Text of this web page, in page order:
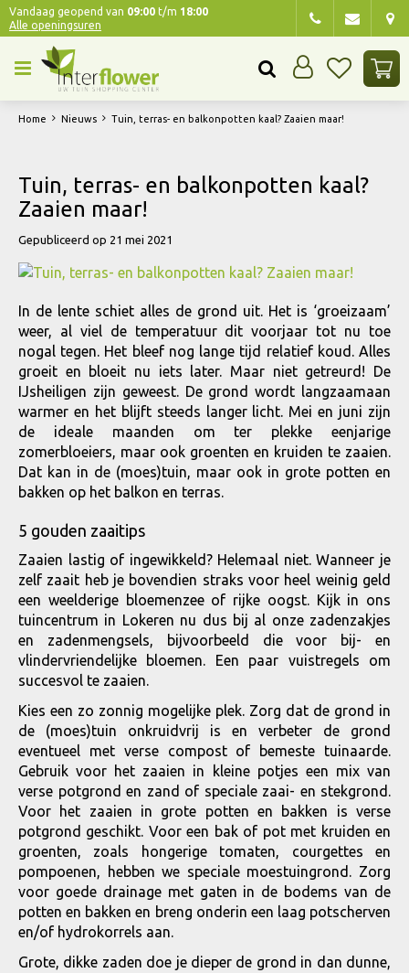
Home Nieuws Tuin, terras- en balkonpotten kaal? Zaaien maar!
Vandaag geopend van 09:00 t/m 18:00
Alle openingsuren
Tuin, terras- en balkonpotten kaal?
Zaaien maar!
Gepubliceerd op 21 mei 2021
In de lente schiet alles de grond uit. Het is ‘groeizaam’
weer, al viel de temperatuur dit voorjaar tot nu toe
nogal tegen. Het bleef nog lange tijd relatief koud. Alles
groeit en bloeit nu iets later. Maar niet getreurd! De
IJsheiligen zijn geweest. De grond wordt langzaamaan
warmer en het blijft steeds langer licht. Mei en juni zijn
de ideale maanden om ter plekke eenjarige
zomerbloeiers, maar ook groenten en kruiden te zaaien.
Dat kan in de (moes)tuin, maar ook in grote potten en
bakken op het balkon en terras.
5 gouden zaaitips
Zaaien lastig of ingewikkeld? Helemaal niet. Wanneer je
zelf zaait heb je bovendien straks voor heel weinig geld
een weelderige bloemenzee of rijke oogst. Kijk in ons
tuincentrum in Lokeren nu dus bij al onze zadenzakjes
en zadenmengsels, bijvoorbeeld die voor bij- en
vlindervriendelijke bloemen. Een paar vuistregels om
succesvol te zaaien.
Kies een zo zonnig mogelijke plek. Zorg dat de grond in
de (moes)tuin onkruidvrij is en verbeter de grond
eventueel met verse compost of bemeste tuinaarde.
Gebruik voor het zaaien in kleine potjes een mix van
verse potgrond en zand of speciale zaai- en stekgrond.
Voor het zaaien in grote potten en bakken is verse
potgrond geschikt. Voor een bak of pot met kruiden en
groenten, zoals hongerige tomaten, courgettes en
pompoenen, hebben we speciale moestuingrond. Zorg
voor goede drainage met gaten in de bodems van de
potten en bakken en breng onderin een laag potscherven
en/of hydrokorrels aan.
Grote, dikke zaden doe je dieper de grond in dan dunne,